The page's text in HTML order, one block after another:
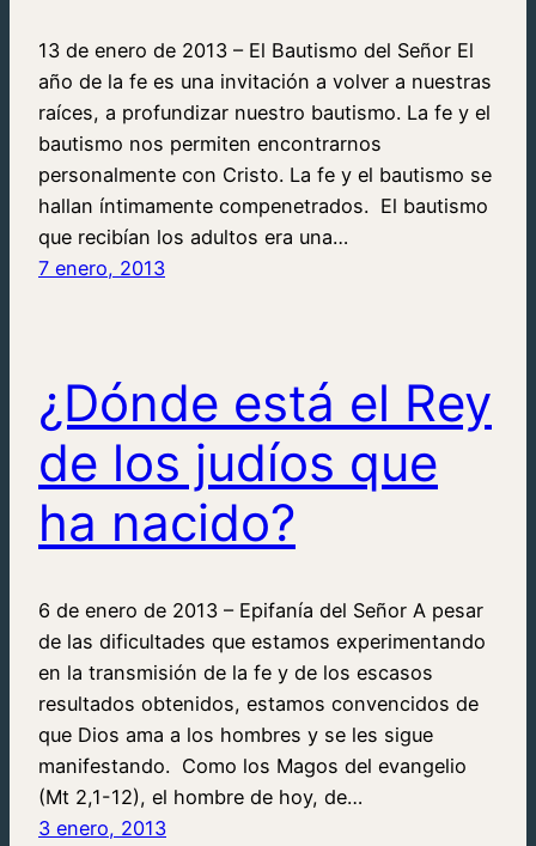
13 de enero de 2013 – El Bautismo del Señor El
año de la fe es una invitación a volver a nuestras
raíces, a profundizar nuestro bautismo. La fe y el
bautismo nos permiten encontrarnos
personalmente con Cristo. La fe y el bautismo se
hallan íntimamente compenetrados. El bautismo
que recibían los adultos era una…
7 enero, 2013
¿Dónde está el Rey
de los judíos que
ha nacido?
6 de enero de 2013 – Epifanía del Señor A pesar
de las dificultades que estamos experimentando
en la transmisión de la fe y de los escasos
resultados obtenidos, estamos convencidos de
que Dios ama a los hombres y se les sigue
manifestando. Como los Magos del evangelio
(Mt 2,1-12), el hombre de hoy, de…
3 enero, 2013